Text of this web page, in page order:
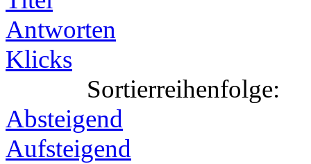
Antworten
Klicks
Sortierreihenfolge:
Absteigend
Aufsteigend